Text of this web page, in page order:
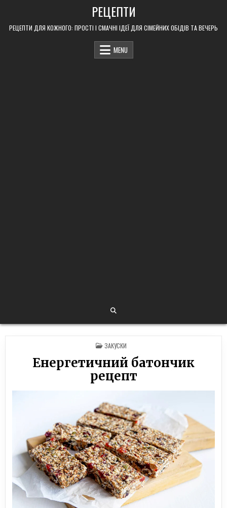
content
РЕЦЕПТИ
РЕЦЕПТИ ДЛЯ КОЖНОГО: ПРОСТІ І СМАЧНІ ІДЕЇ ДЛЯ СІМЕЙНИХ ОБІДІВ ТА ВЕЧЕРЬ
MENU
POSTED
IN
ЗАКУСКИ
Енергетичний батончик
рецепт